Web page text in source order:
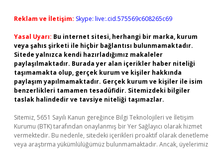
Reklam ve İletişim: Skype: live:.cid.575569c608265c69
Yasal Uyarı: Bu internet sitesi, herhangi bir marka, kurum
veya şahıs şirketi ile hiçbir bağlantısı bulunmamaktadır.
Sitede yalnızca kendi hazırladığımız makaleler
paylaşılmaktadır. Burada yer alan içerikler haber niteliği
taşımamakta olup, gerçek kurum ve kişiler hakkında
paylaşım yapılmamaktadır. Gerçek kurum ve kişiler ile isim
benzerlikleri tamamen tesadüfidir. Sitemizdeki bilgiler
taslak halindedir ve tavsiye niteliği taşımazlar.
Sitemiz, 5651 Sayılı Kanun gereğince Bilgi Teknolojileri ve İletişim
Kurumu (BTK) tarafından onaylanmış bir Yer Sağlayıcı olarak hizmet
vermektedir. Bu nedenle, sitedeki içerikleri proaktif olarak denetleme
veya araştırma yükümlülüğümüz bulunmamaktadır. Ancak, üyelerimiz